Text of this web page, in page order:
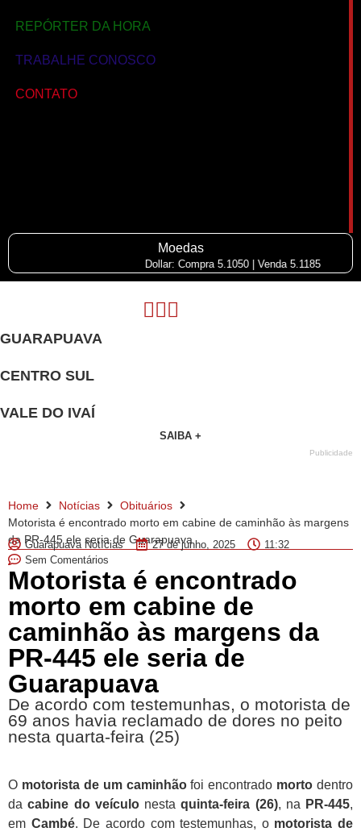
REPÓRTER DA HORA
TRABALHE CONOSCO
CONTATO
Moedas
Dollar: Compra 5.1050 | Venda 5.1185
GUARAPUAVA
CENTRO SUL
VALE DO IVAÍ
SAIBA +
Publicidade
Home Notícias
Obituários
Motorista é encontrado morto em cabine de caminhão às margens
da PR-445 ele seria de Guarapuava
Guarapuava Notícias 27 de junho, 2025
11:32
Sem Comentários
Motorista é encontrado
morto em cabine de
caminhão às margens da
PR-445 ele seria de
Guarapuava
De acordo com testemunhas, o motorista de
69 anos havia reclamado de dores no peito
nesta quarta-feira (25)
O motorista de um caminhãofoi encontrado morto dentro
dacabine do veículonestaquinta-feira (26), na PR-445,
em Cambé. De acordo com testemunhas, o motorista de